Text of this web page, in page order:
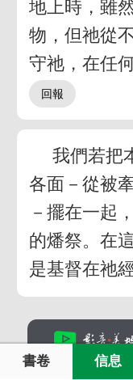
地上時，雖
物，但祂從
守祂，在任
我們若把
各面－從被
－擺在一起
的燔祭。在
是基督在祂
書卷 信息